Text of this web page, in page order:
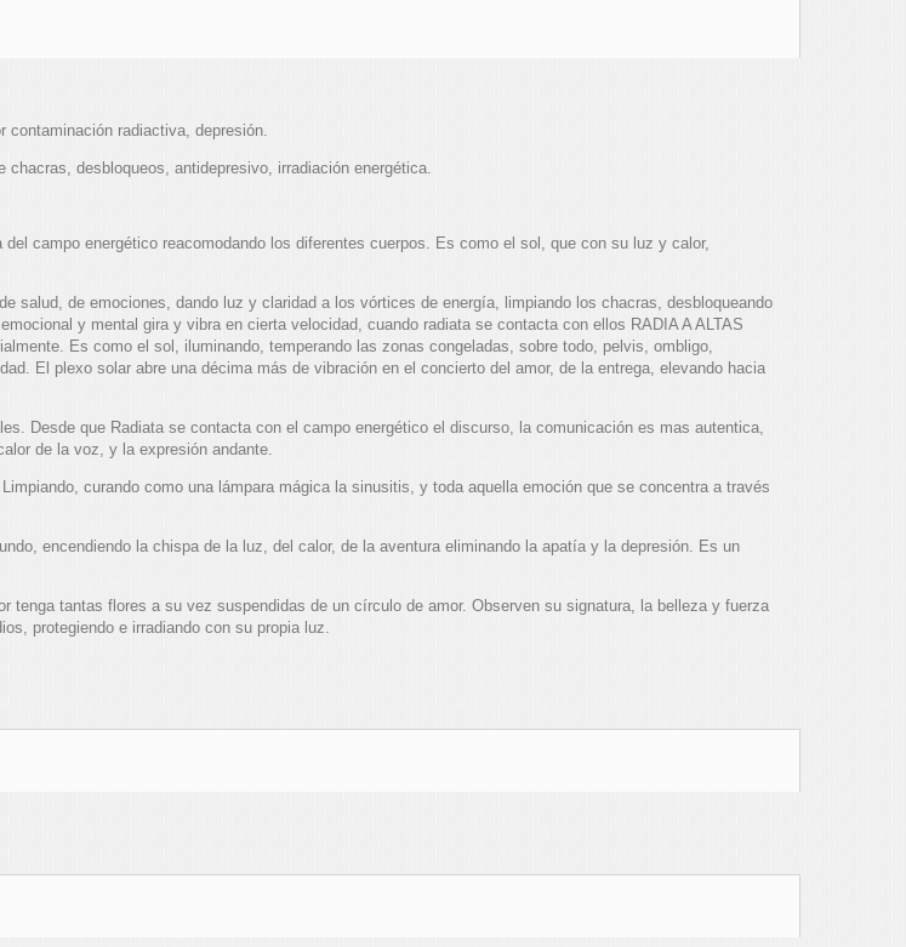
radiactiva, depresión.
desbloqueos, antidepresivo, irradiación energética.
campo energético reacomodando los diferentes cuerpos. Es como el sol, que con su luz y calor,
salud, de emociones, dando luz y claridad a los vórtices de energía, limpiando los chacras, desbloqueando
y mental gira y vibra en cierta velocidad, cuando radiata se contacta con ellos RADIA A ALTAS
Es como el sol, iluminando, temperando las zonas congeladas, sobre todo, pelvis, ombligo,
El plexo solar abre una décima más de vibración en el concierto del amor, de la entrega, elevando hacia
Desde que Radiata se contacta con el campo energético el discurso, la comunicación es mas autentica,
de la voz, y la expresión andante.
curando como una lámpara mágica la sinusitis, y toda aquella emoción que se concentra a través
encendiendo la chispa de la luz, del calor, de la aventura eliminando la apatía y la depresión. Es un
tenga tantas flores a su vez suspendidas de un círculo de amor. Observen su signatura, la belleza y fuerza
protegiendo e irradiando con su propia luz.